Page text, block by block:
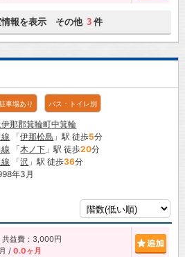
情報を表示 その他 3 件
車場あり バス・トイレ別
伊那郡箕輪町中箕輪
「伊那松島 」駅 徒歩5分
「木ノ下 」駅 徒歩20分
「沢 」駅 徒歩36分
年3月
共益費：3,000円
/ 0.0ヶ月